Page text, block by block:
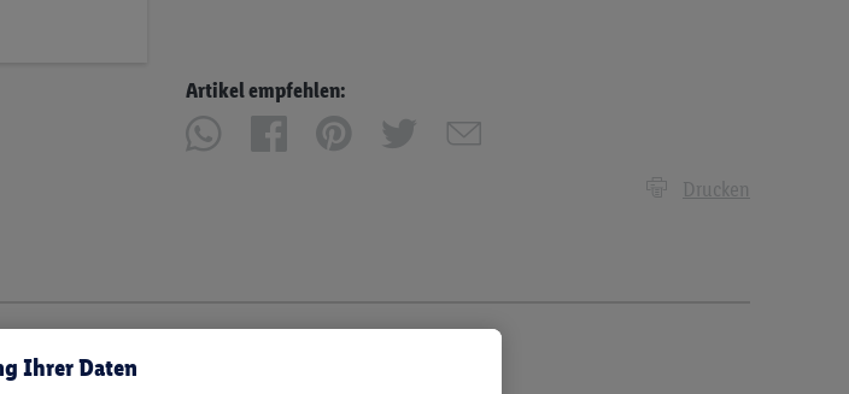
Artikel empfehlen:
Drucken
Ihrer Daten